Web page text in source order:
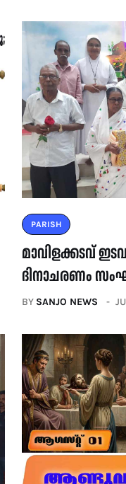
PARISH
മാവിളക്കടവ്
ദിനാചരണം
BY SANJO NEWS